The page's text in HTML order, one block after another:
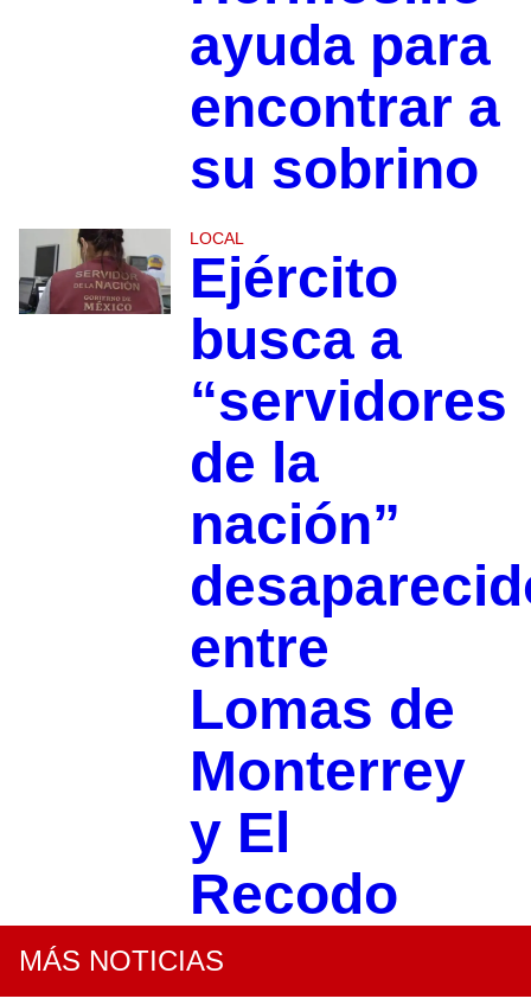
ayuda para
encontrar a
su sobrino
LOCAL
Ejército
busca a
“servidores
de la
nación”
entre
Lomas de
Monterrey
y El
Recodo
MÁS NOTICIAS